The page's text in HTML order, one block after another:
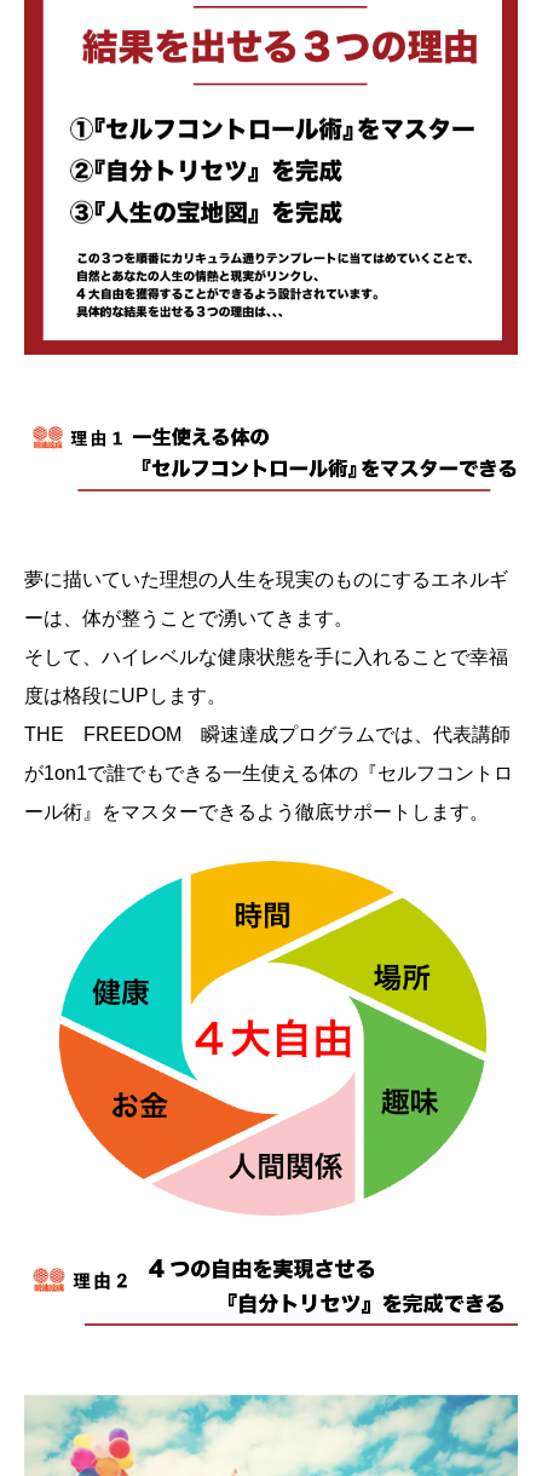
夢に描いていた理想の人生を現実のものにするエネルギ
ーは、体が整うことで湧いてきます。
そして、ハイレベルな健康状態を手に入れることで幸福
度は格段にUPします。
THE FREEDOM 瞬速達成プログラムでは、代表講師
が1on1で誰でもできる一生使える体の『セルフコントロ
ール術』をマスターできるよう徹底サポートします。